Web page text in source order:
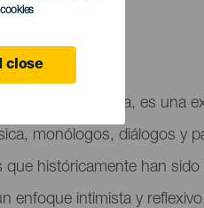
close
Teatro Víctor Jara, es una
monólogos, diálogos y
que históricamente han
enfoque intimista y